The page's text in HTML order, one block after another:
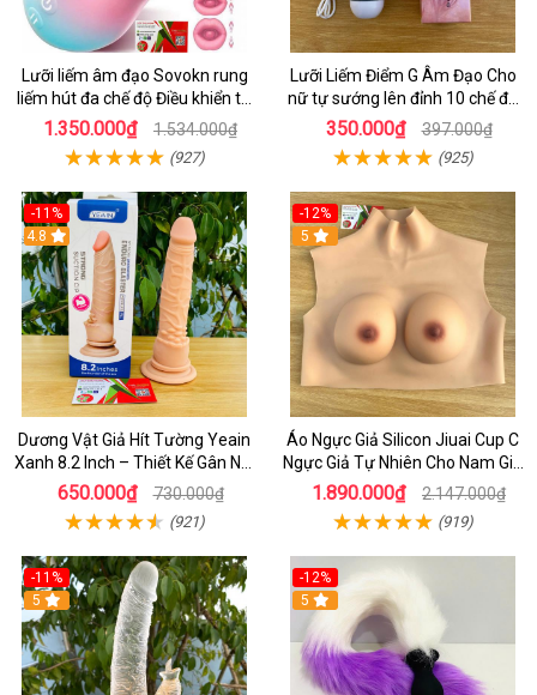
Lưỡi liếm âm đạo Sovokn rung
liếm hút đa chế độ Điều khiển từ
xa qua app
1.350.000₫ 1.534.000₫
(927)
Lưỡi Liếm Điểm G Âm Đạo Cho
nữ tự sướng lên đỉnh 10 chế độ
rung giá tốt
350.000₫ 397.000₫
(925)
-11%
4.8
Dương Vật Giả Hít Tường Yeain
Xanh 8.2 Inch – Thiết Kế Gân Nổi
Chân Thật
650.000₫ 730.000₫
(921)
-12%
5
Áo Ngực Giả Silicon Jiuai Cup C
Ngực Giả Tự Nhiên Cho Nam Giả
Gái, Drag Queen
1.890.000₫ 2.147.000₫
(919)
-11%
5
-12%
5